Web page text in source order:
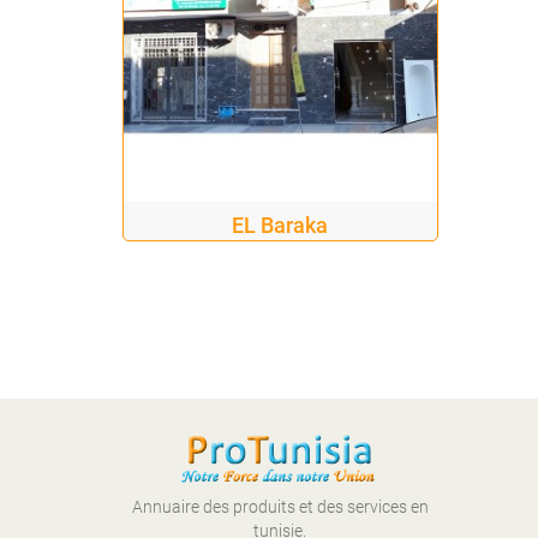
EL Baraka
Annuaire des produits et des services en
tunisie.